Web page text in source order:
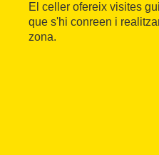
El celler ofereix visites
que s'hi conreen i
zona.